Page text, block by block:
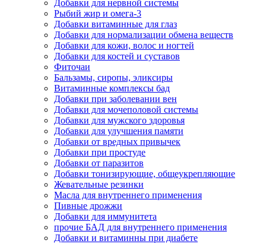
Добавки для нервной системы
Рыбий жир и омега-3
Добавки витаминные для глаз
Добавки для нормализации обмена веществ
Добавки для кожи, волос и ногтей
Добавки для костей и суставов
Фиточаи
Бальзамы, сиропы, эликсиры
Витаминные комплексы бад
Добавки при заболевании вен
Добавки для мочеполовой системы
Добавки для мужского здоровья
Добавки для улучшения памяти
Добавки от вредных привычек
Добавки при простуде
Добавки от паразитов
Добавки тонизирующие, общеукрепляющие
Жевательные резинки
Масла для внутреннего применения
Пивные дрожжи
Добавки для иммунитета
прочие БАД для внутреннего применения
Добавки и витаминны при диабете